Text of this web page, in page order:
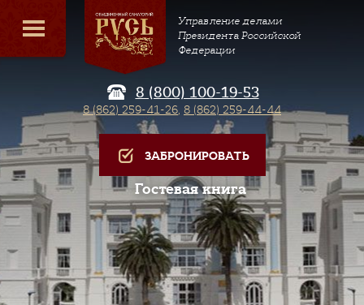
Управление делами
Президента Российской
Федерации
8 (800) 100-19-53
8 (862) 259-41-26, 8 (862) 259-44-44
ЗАБРОНИРОВАТЬ
Гостевая книга